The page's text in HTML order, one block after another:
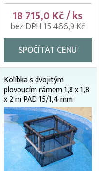
18 715,0 Kč / ks
bez DPH 15 466,9 Kč
SPOČÍTAT CENU
Kolíbka s dvojitým
plovoucím rámem 1,8 x 1,8
x 2 m PAD 15/1,4 mm